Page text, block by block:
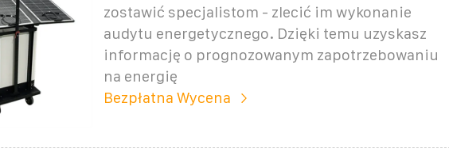
zostawić specjalistom - zlecić im wykonanie
audytu energetycznego. Dzięki temu uzyskasz
informację o prognozowanym zapotrzebowaniu
na energię
Bezpłatna Wycena